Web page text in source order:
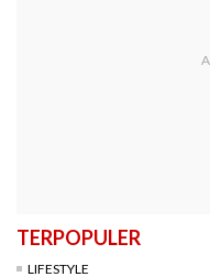
TERPOPULER
LIFESTYLE